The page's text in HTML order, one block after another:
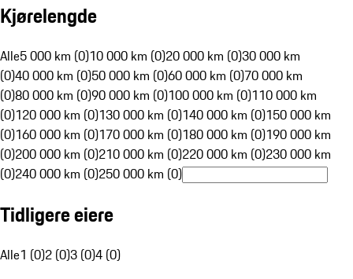
Kjørelengde
Alle5 000 km (0)10 000 km (0)20 000 km (0)30 000 km
(0)40 000 km (0)50 000 km (0)60 000 km (0)70 000 km
(0)80 000 km (0)90 000 km (0)100 000 km (0)110 000 km
(0)120 000 km (0)130 000 km (0)140 000 km (0)150 000 km
(0)160 000 km (0)170 000 km (0)180 000 km (0)190 000 km
(0)200 000 km (0)210 000 km (0)220 000 km (0)230 000 km
(0)240 000 km (0)250 000 km (0)
Tidligere eiere
Alle1 (0)2 (0)3 (0)4 (0)